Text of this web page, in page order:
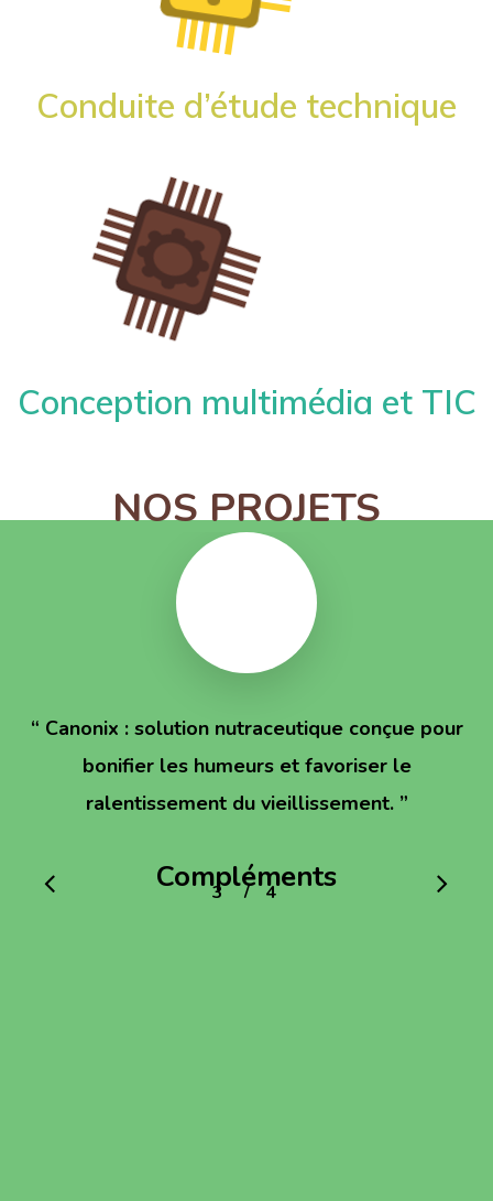
Conduite d’étude technique
Conception multimédia et TIC
NOS PROJETS
“ Canonix : solution nutraceutique conçue pour
bonifier les humeurs et favoriser le
ralentissement du vieillissement. ”
Compléments
alimentaires
1 2 3 4/ 4